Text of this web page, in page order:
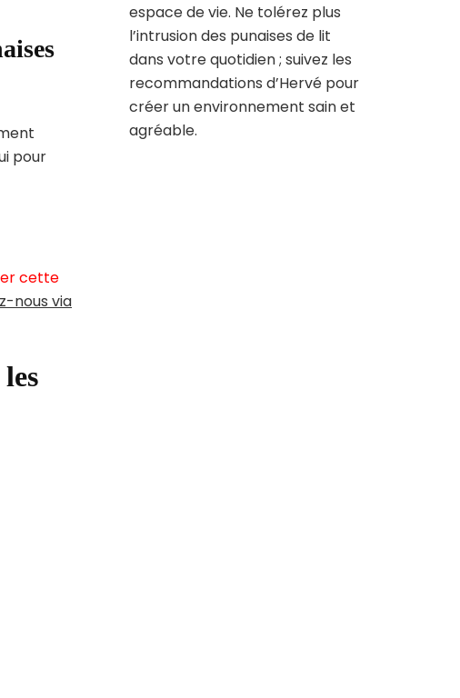
pour
cette
nous via
espace de vie. Ne tolérez plus
l’intrusion des punaises de lit
dans votre quotidien ; suivez les
recommandations d’Hervé pour
créer un environnement sain et
agréable.